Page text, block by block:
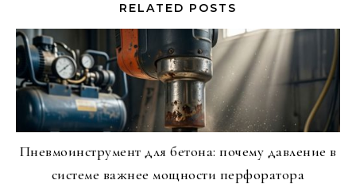
RELATED POSTS
Пневмоинструмент для бетона: почему давление в
системе важнее мощности перфоратора